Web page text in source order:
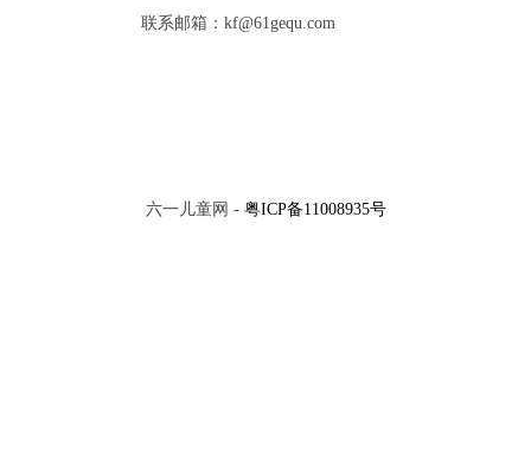
联系邮箱：kf@61gequ.com
六一儿童网 - 粤ICP备11008935号